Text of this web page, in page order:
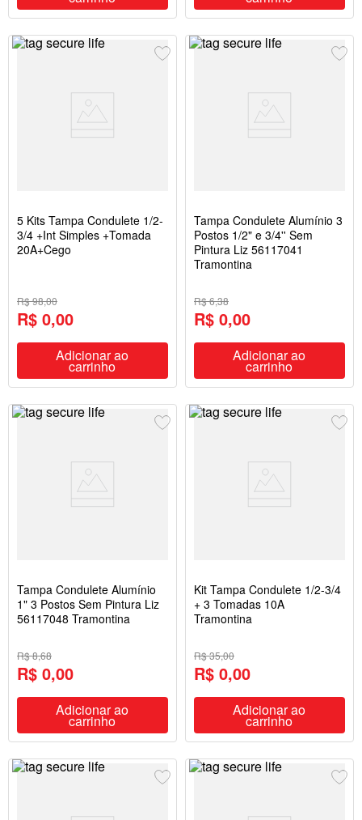
5 Kits Tampa Condulete 1/2-
3/4 +Int Simples +Tomada
20A+Cego
R$ 98,00
R$ 0,00
Adicionar ao
carrinho
Tampa Condulete Alumínio 3
Postos 1/2" e 3/4'' Sem
Pintura Liz 56117041
Tramontina
R$ 6,38
R$ 0,00
Adicionar ao
carrinho
Tampa Condulete Alumínio
1" 3 Postos Sem Pintura Liz
56117048 Tramontina
R$ 8,68
R$ 0,00
Adicionar ao
carrinho
Kit Tampa Condulete 1/2-3/4
+ 3 Tomadas 10A
Tramontina
R$ 35,00
R$ 0,00
Adicionar ao
carrinho